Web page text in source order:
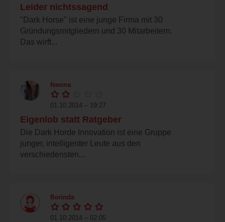
Leider nichtssagend
"Dark Horse" ist eine junge Firma mit 30
Gründungsmitgliedern und 30 Mitarbeitern.
Das wirft...
feeona
01.10.2014 – 19:27
Eigenlob statt Ratgeber
Die Dark Horde Innovation ist eine Gruppe
junger, intelligenter Leute aus den
verschiedensten...
florinda
01.10.2014 – 02:05